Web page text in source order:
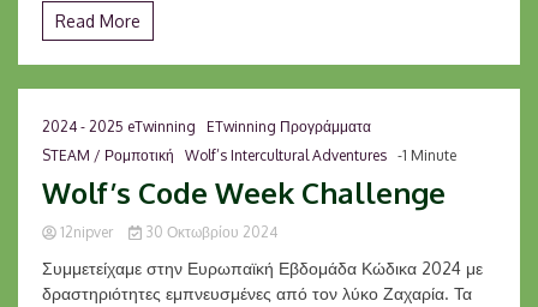
Read More
2024 - 2025 eTwinning
ETwinning Προγράμματα
STEAM / Ρομποτική
Wolf’s Intercultural Adventures -1 Minute
Wolf’s Code Week Challenge
12nipver 30 Οκτωβρίου 2024
Συμμετείχαμε στην Ευρωπαϊκή Εβδομάδα Κώδικα 2024 με
δραστηριότητες εμπνευσμένες από τον λύκο Ζαχαρία. Τα